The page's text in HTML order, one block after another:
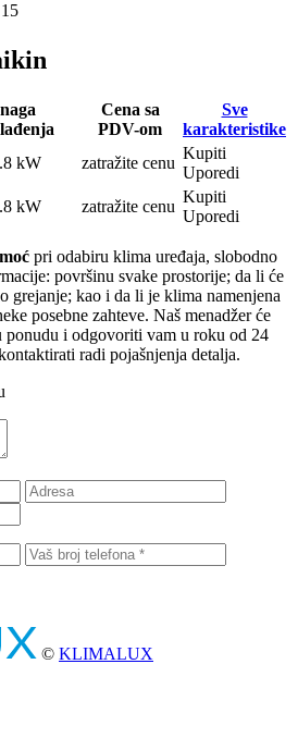
15
Cena sa
PDV-om
Sve
karakteristike
kW zatražite cenu
Kupiti
Uporedi
kW zatražite cenu
Kupiti
Uporedi
pri odabiru klima uređaja, slobodno
površinu svake prostorije; da li će
grejanje; kao i da li je klima namenjena
posebne zahteve. Naš menadžer će
ponudu i odgovoriti vam u roku od 24
radi pojašnjenja detalja.
© KLIMALUX